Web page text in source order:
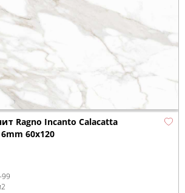
Ragno Incanto Calacatta
60х120
-99
2